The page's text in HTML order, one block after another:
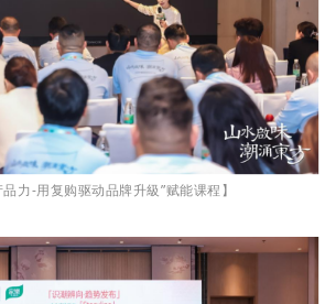
品力-用复购驱动品牌升級”赋能课程】